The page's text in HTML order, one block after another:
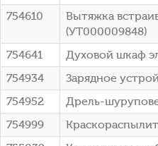
754610
Вытяжка
(УТ000009848)
754641
Духовой шкаф
754934
Зарядное
754952
Дрель-
754999